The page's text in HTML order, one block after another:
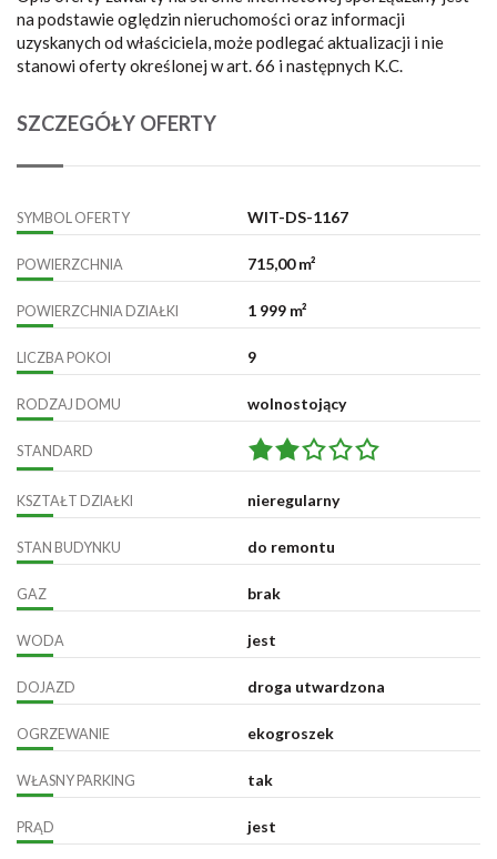
na podstawie oględzin nieruchomości oraz informacji
uzyskanych od właściciela, może podlegać aktualizacji i nie
stanowi oferty określonej w art. 66 i następnych K.C.
SZCZEGÓŁY OFERTY
SYMBOL OFERTY WIT-DS-1167
POWIERZCHNIA 715,00 m²
POWIERZCHNIA DZIAŁKI 1 999 m²
LICZBA POKOI 9
RODZAJ DOMU wolnostojący
STANDARD
KSZTAŁT DZIAŁKI nieregularny
STAN BUDYNKU do remontu
GAZ brak
WODA jest
DOJAZD droga utwardzona
OGRZEWANIE ekogroszek
WŁASNY PARKING tak
PRĄD jest